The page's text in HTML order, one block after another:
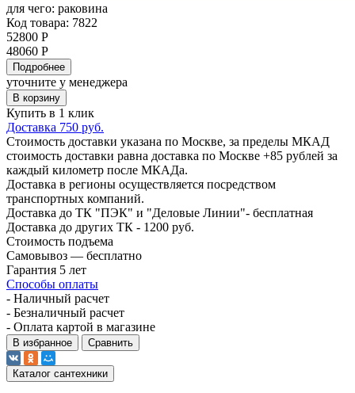
для чего: раковина
Код товара: 7822
52800 Р
48060 Р
Подробнее
уточните у менеджера
В корзину
Купить в 1 клик
Доставка 750 руб.
Стоимость доставки указана по Москве, за пределы МКАД
стоимость доставки равна доставка по Москве +85 рублей за
каждый километр после МКАДа.
Доставка в регионы осуществляется посредством
транспортных компаний.
Доставка до ТК "ПЭК" и "Деловые Линии"- бесплатная
Доставка до других ТК - 1200 руб.
Стоимость подъема
Самовывоз — бесплатно
Гарантия 5 лет
Способы оплаты
- Наличный расчет
- Безналичный расчет
- Оплата картой в магазине
В избранное Сравнить
Каталог сантехники